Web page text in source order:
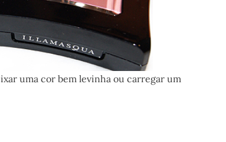
uma cor bem levinha ou carregar um